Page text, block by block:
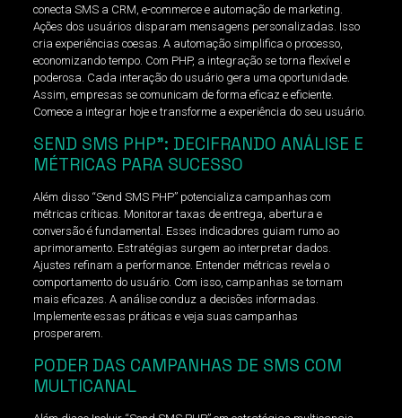
conecta SMS a CRM, e-commerce e automação de marketing.
Ações dos usuários disparam mensagens personalizadas. Isso
cria experiências coesas. A automação simplifica o processo,
economizando tempo. Com PHP, a integração se torna flexível e
poderosa. Cada interação do usuário gera uma oportunidade.
Assim, empresas se comunicam de forma eficaz e eficiente.
Comece a integrar hoje e transforme a experiência do seu usuário.
SEND SMS PHP”: DECIFRANDO ANÁLISE E
MÉTRICAS PARA SUCESSO
Além disso “Send SMS PHP” potencializa campanhas com
métricas críticas. Monitorar taxas de entrega, abertura e
conversão é fundamental. Esses indicadores guiam rumo ao
aprimoramento. Estratégias surgem ao interpretar dados.
Ajustes refinam a performance. Entender métricas revela o
comportamento do usuário. Com isso, campanhas se tornam
mais eficazes. A análise conduz a decisões informadas.
Implemente essas práticas e veja suas campanhas
prosperarem.
PODER DAS CAMPANHAS DE SMS COM
MULTICANAL